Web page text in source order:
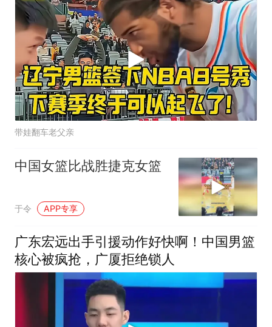
带娃翻车老父亲
中国女篮比战胜捷克女篮
于令 APP专享
广东宏远出手引援动作好快啊！中国男篮
核心被疯抢，广厦拒绝锁人